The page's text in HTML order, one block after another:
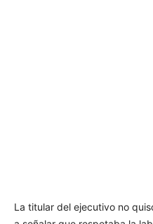
La titular del ejecutivo no